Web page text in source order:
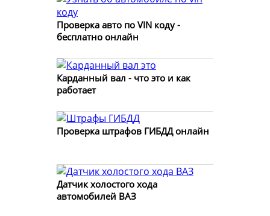
Проверка авто по VIN коду -
бесплатно онлайн
Карданный вал - что это и как
работает
Проверка штрафов ГИБДД онлайн
Датчик холостого хода
автомобилей ВАЗ